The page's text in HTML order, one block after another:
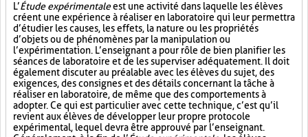
L’Étude expérimentaleest une activité dans laquelle les élèves
créent une expérience à réaliser en laboratoire qui leur permettra
d’étudier les causes, les effets, la nature ou les propriétés
d’objets ou de phénomènes par la manipulation ou
l’expérimentation. L’enseignant a pour rôle de bien planifier les
séances de laboratoire et de les superviser adéquatement. Il doit
également discuter au préalable avec les élèves du sujet, des
exigences, des consignes et des détails concernant la tâche à
réaliser en laboratoire, de même que des comportements à
adopter. Ce qui est particulier avec cette technique, c’est qu’il
revient aux élèves de développer leur propre protocole
expérimental, lequel devra être approuvé par l’enseignant.